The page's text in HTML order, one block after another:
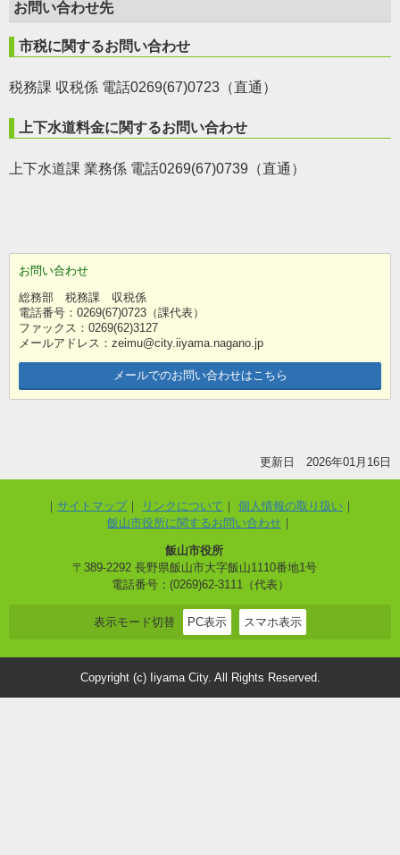
お問い合わせ先
市税に関するお問い合わせ
税務課 収税係 電話0269(67)0723（直通）
上下水道料金に関するお問い合わせ
上下水道課 業務係 電話0269(67)0739（直通）
お問い合わせ
総務部 税務課 収税係
電話番号：0269(67)0723（課代表）
ファックス：0269(62)3127
メールアドレス：zeimu@city.iiyama.nagano.jp
メールでのお問い合わせはこちら
更新日 2026年01月16日
サイトマップ リンクについて
個人情報の取り扱い
飯山市役所に関するお問い合わせ
飯山市役所
〒389-2292 長野県飯山市大字飯山1110番地1号
電話番号：(0269)62-3111（代表）
表示モード切替 PC表示 スマホ表示
Copyright (c) Iiyama City. All Rights Reserved.